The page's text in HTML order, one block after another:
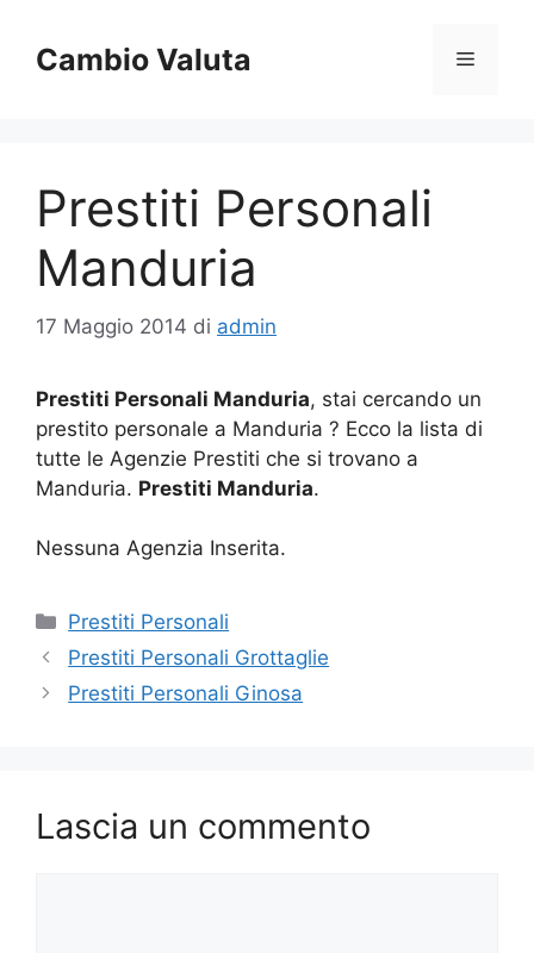
contenuto
Cambio Valuta Menu
Prestiti Personali
Manduria
17 Maggio 2014 di admin
Prestiti Personali Manduria, stai cercando un
prestito personale a Manduria ? Ecco la lista di
tutte le Agenzie Prestiti che si trovano a
Manduria. Prestiti Manduria.
Nessuna Agenzia Inserita.
Categorie
Prestiti Personali
Prestiti Personali Grottaglie
Prestiti Personali Ginosa
Lascia un commento